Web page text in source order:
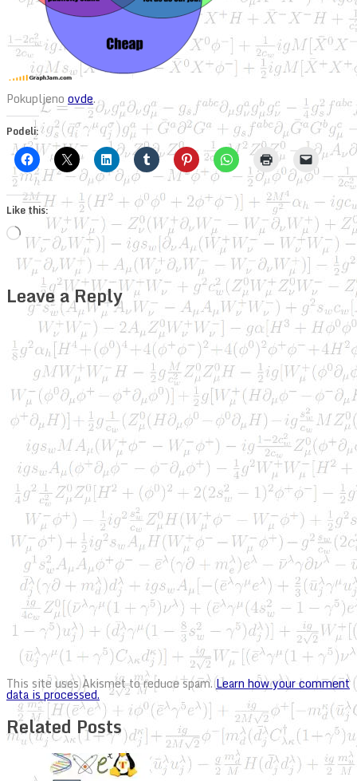
Pokupljeno ovde.
Podeli:
Like this:
Loading…
Leave a Reply
This site uses Akismet to reduce spam.Learn how your comment
data is processed.
Related Posts